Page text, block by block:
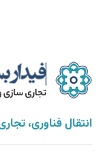
انتقال فناوری،